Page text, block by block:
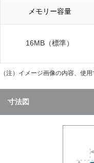
メモリー容量
16MB（標準）
（注） イメージ画像の内容、使
寸法図